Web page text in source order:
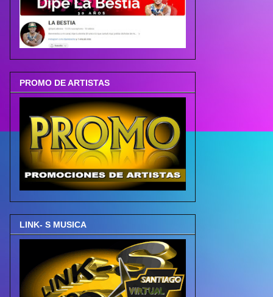
PROMO DE ARTISTAS
LINK- S MUSICA